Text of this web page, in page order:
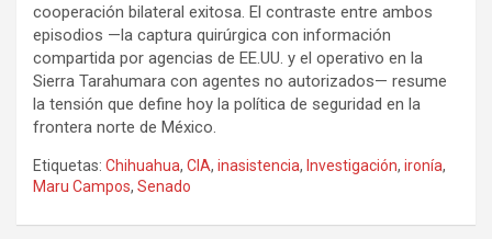
cooperación bilateral exitosa. El contraste entre ambos
episodios —la captura quirúrgica con información
compartida por agencias de EE.UU. y el operativo en la
Sierra Tarahumara con agentes no autorizados— resume
la tensión que define hoy la política de seguridad en la
frontera norte de México.
Etiquetas: Chihuahua, CIA, inasistencia, Investigación, ironía,
Maru Campos, Senado